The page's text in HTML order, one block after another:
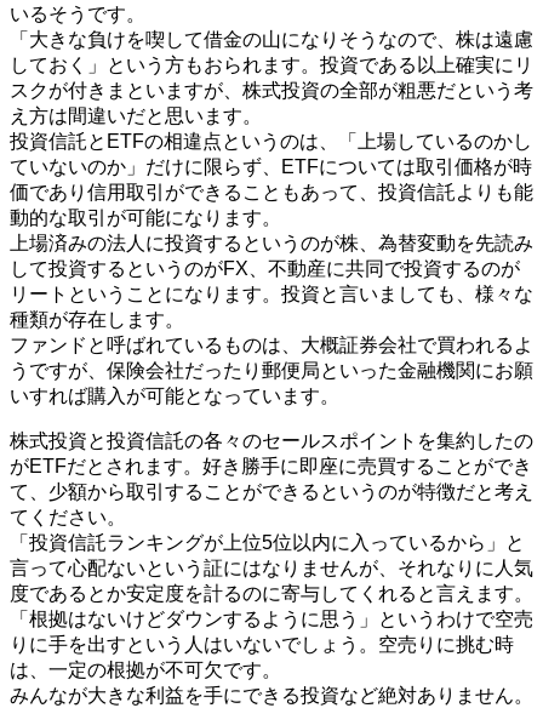
いるそうです。
「大きな負けを喫して借金の山になりそうなので、株は遠慮
しておく」という方もおられます。投資である以上確実にリ
スクが付きまといますが、株式投資の全部が粗悪だという考
え方は間違いだと思います。
投資信託とETFの相違点というのは、「上場しているのかし
ていないのか」だけに限らず、ETFについては取引価格が時
価であり信用取引ができることもあって、投資信託よりも能
動的な取引が可能になります。
上場済みの法人に投資するというのが株、為替変動を先読み
して投資するというのがFX、不動産に共同で投資するのが
リートということになります。投資と言いましても、様々な
種類が存在します。
ファンドと呼ばれているものは、大概証券会社で買われるよ
うですが、保険会社だったり郵便局といった金融機関にお願
いすれば購入が可能となっています。
株式投資と投資信託の各々のセールスポイントを集約したの
がETFだとされます。好き勝手に即座に売買することができ
て、少額から取引することができるというのが特徴だと考え
てください。
「投資信託ランキングが上位5位以内に入っているから」と
言って心配ないという証にはなりませんが、それなりに人気
度であるとか安定度を計るのに寄与してくれると言えます。
「根拠はないけどダウンするように思う」というわけで空売
りに手を出すという人はいないでしょう。空売りに挑む時
は、一定の根拠が不可欠です。
みんなが大きな利益を手にできる投資など絶対ありません。